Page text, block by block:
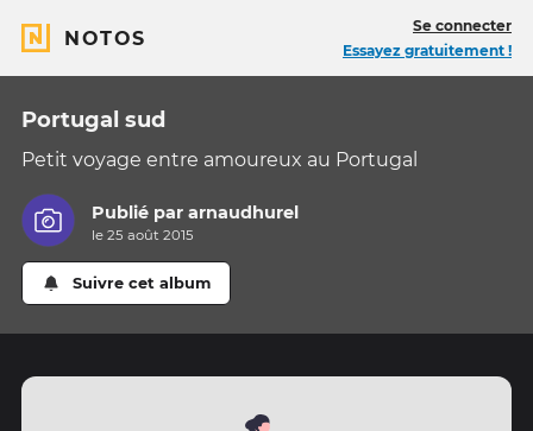
NOTOS
Se connecter
Essayez gratuitement !
Portugal sud
Petit voyage entre amoureux au Portugal
Publié pararnaudhurel
le 25 août 2015
Suivre cet album